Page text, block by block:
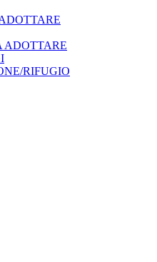
ADOTTARE
RIFUGIO